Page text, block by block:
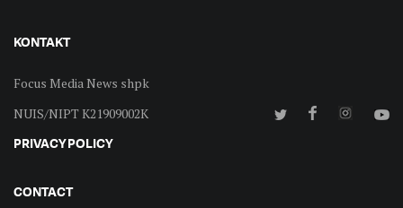
KONTAKT
Focus Media News shpk
NUIS/NIPT K21909002K
PRIVACY POLICY
CONTACT